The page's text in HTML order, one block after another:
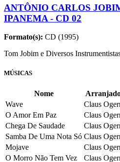
ANTÔNIO CARLOS
IPANEMA - CD 02
Formato(s): CD (1995)
Tom Jobim e Diversos
MÚSICAS
Nome
Wave
Claus
O Amor Em Paz
Claus
Chega De Saudade
Claus
Samba De Uma Nota Só Claus
Mojave
Claus
O Morro Não Tem Vez
Claus